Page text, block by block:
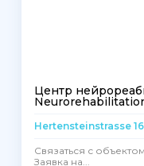
Центр
Hertensteinstrasse
Связаться с
Заявка на...